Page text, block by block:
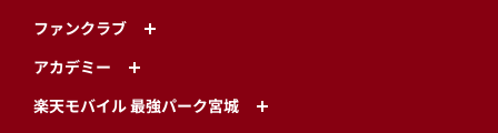
ファンクラブ
アカデミー
楽天モバイル 最強パーク宮城